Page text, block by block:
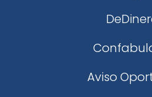
Aviso